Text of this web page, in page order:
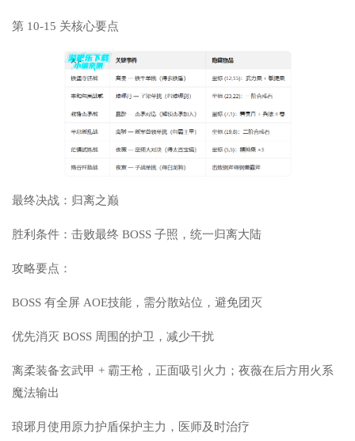
第 10-15 关核心要点
最终决战：归离之巅
胜利条件：击败最终 BOSS 子照，统一归离大陆
攻略要点：
BOSS 有全屏 AOE技能，需分散站位，避免团灭
优先消灭 BOSS 周围的护卫，减少干扰
离柔装备玄武甲 + 霸王枪，正面吸引火力；夜薇在后方用火系
魔法输出
琅琊月使用原力护盾保护主力，医师及时治疗